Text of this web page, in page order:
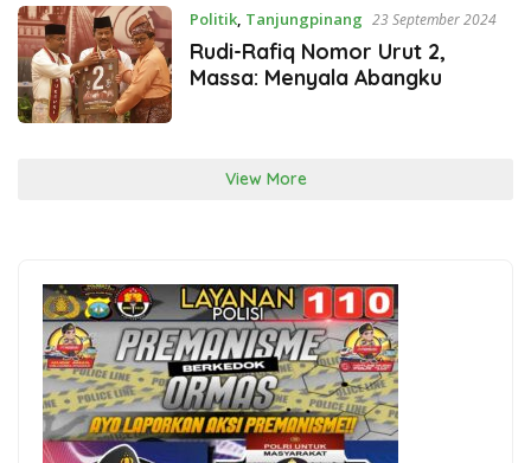
Politik, Tanjungpinang 23 September 2024
Rudi-Rafiq Nomor Urut 2,
Massa: Menyala Abangku
View More